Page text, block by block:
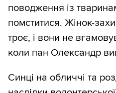
поводження із
помститися. Жінок-
троє, і вони не
коли пан Олександр
Синці на обличчі та